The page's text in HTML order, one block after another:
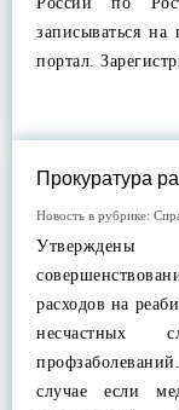
записываться
портал.
Прокуратура
Новость в рубрике:
Утверждены
расходов на
несчастных
случае если